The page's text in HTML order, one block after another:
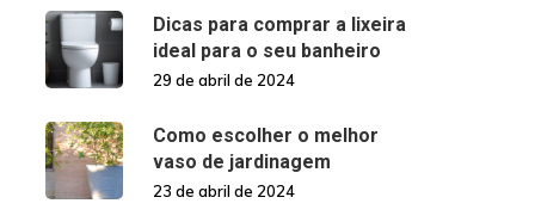
Dicas para comprar a lixeira
ideal para o seu banheiro
29 de abril de 2024
Como escolher o melhor
vaso de jardinagem
23 de abril de 2024